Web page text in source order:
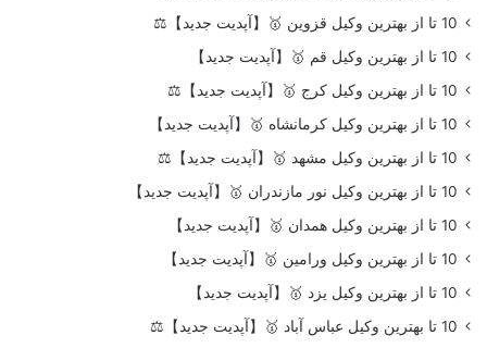
10 تا از بهترین وکیل قزوین 🥇【آپدیت جدید】⚖️
10 تا از بهترین وکیل قم 🥇【آپدیت جدید】
10 تا از بهترین وکیل کرج 🥇【آپدیت جدید】⚖️
10 تا از بهترین وکیل کرمانشاه 🥇【آپدیت جدید】
10 تا از بهترین وکیل مشهد 🥇【آپدیت جدید】⚖️
10 تا از بهترین وکیل نور مازندران 🥇【آپدیت جدید】
10 تا از بهترین وکیل همدان 🥇【آپدیت جدید】
10 تا از بهترین وکیل ورامین 🥇【آپدیت جدید】
10 تا از بهترین وکیل یزد 🥇【آپدیت جدید】
10 تا بهترین وکیل عباس آباد 🥇【آپدیت جدید】⚖️